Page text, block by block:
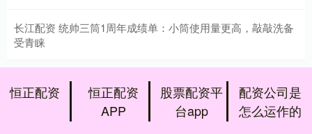
长江配资 统帅三筒1周年成绩单：小筒使用量更高，敲敲洗备
受青睐
恒正配资
恒正配资
APP
股票配资平
台app
配资公司是
怎么运作的